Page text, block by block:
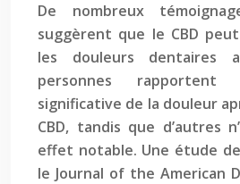
De nombreux
suggèrent que le CBD
les douleurs dentaires
personnes rapportent
significative de la douleur
CBD, tandis que d’autres
effet notable. Une étude
le Journal of the American